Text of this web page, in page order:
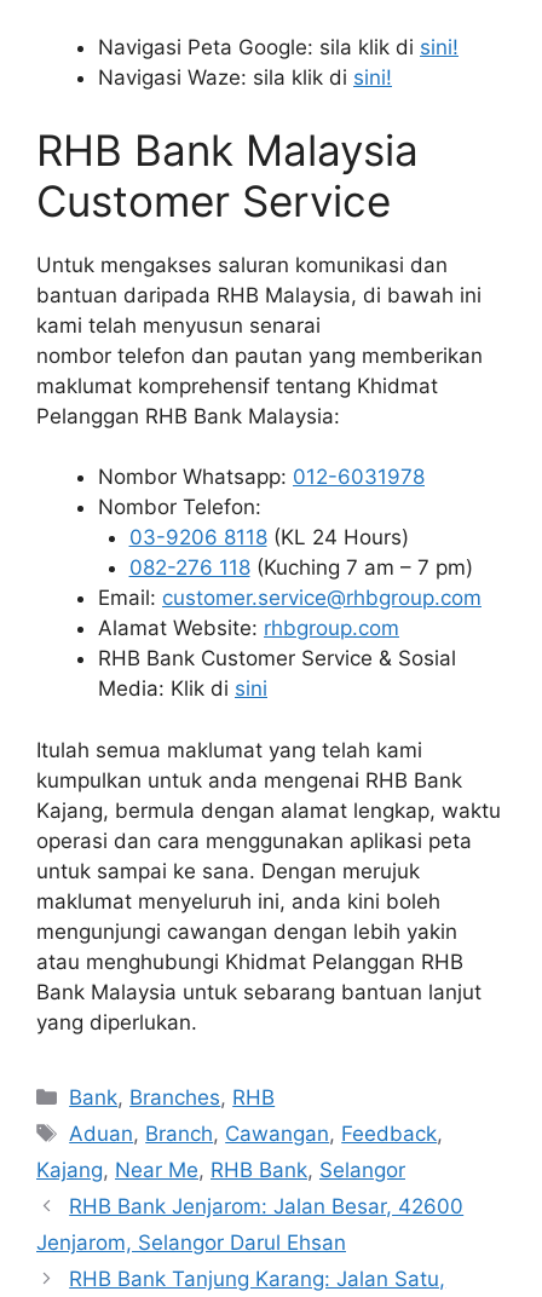
Navigasi Peta Google: sila klik di sini!
Navigasi Waze: sila klik di sini!
RHB Bank Malaysia
Customer Service
Untuk mengakses saluran komunikasi dan
bantuan daripada RHB Malaysia, di bawah ini
kami telah menyusun senarai
nombor telefon dan pautan yang memberikan
maklumat komprehensif tentang Khidmat
Pelanggan RHB Bank Malaysia:
Nombor Whatsapp: 012-6031978
Nombor Telefon:
03-9206 8118(KL 24 Hours)
082-276 118(Kuching 7 am – 7 pm)
Email: customer.service@rhbgroup.com
Alamat Website: rhbgroup.com
RHB Bank Customer Service & Sosial
Media: Klik di sini
Itulah semua maklumat yang telah kami
kumpulkan untuk anda mengenai RHB Bank
Kajang, bermula dengan alamat lengkap, waktu
operasi dan cara menggunakan aplikasi peta
untuk sampai ke sana. Dengan merujuk
maklumat menyeluruh ini, anda kini boleh
mengunjungi cawangan dengan lebih yakin
atau menghubungi Khidmat Pelanggan RHB
Bank Malaysia untuk sebarang bantuan lanjut
yang diperlukan.
Categories
Bank, Branches, RHB
Tags
Aduan, Branch, Cawangan, Feedback,
Kajang, Near Me, RHB Bank, Selangor
RHB Bank Jenjarom: Jalan Besar, 42600
Jenjarom, Selangor Darul Ehsan
RHB Bank Tanjung Karang: Jalan Satu,